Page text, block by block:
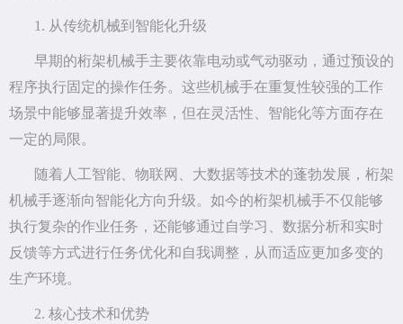
1. 从传统机械到智能化升级
早期的桁架机械手主要依靠电动或气动驱动，通过预设的
程序执行固定的操作任务。这些机械手在重复性较强的工作
场景中能够显著提升效率，但在灵活性、智能化等方面存在
一定的局限。
随着人工智能、物联网、大数据等技术的蓬勃发展，桁架
机械手逐渐向智能化方向升级。如今的桁架机械手不仅能够
执行复杂的作业任务，还能够通过自学习、数据分析和实时
反馈等方式进行任务优化和自我调整，从而适应更加多变的
生产环境。
2. 核心技术和优势